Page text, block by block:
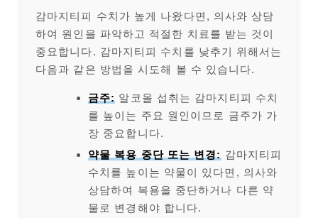
감마지티피 수치가 높게 나왔다면, 의사와 상담
하여 원인을 파악하고 적절한 치료를 받는 것이
중요합니다. 감마지티피 수치를 낮추기 위해서는
다음과 같은 방법을 시도해 볼 수 있습니다.
금주: 알코올 섭취는 감마지티피 수치
를 높이는 주요 원인이므로 금주가 가
장 중요합니다.
약물 복용 중단 또는 변경:감마지티피
수치를 높이는 약물이 있다면, 의사와
상담하여 복용을 중단하거나 다른 약
물로 변경해야 합니다.